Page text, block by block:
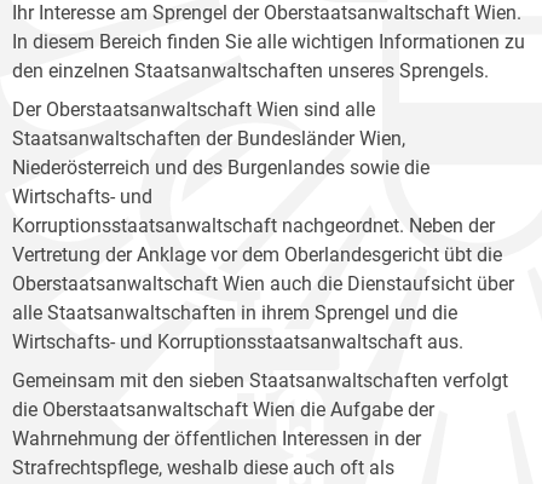
Ihr Interesse am Sprengel der Oberstaatsanwaltschaft Wien.
In diesem Bereich finden Sie alle wichtigen Informationen zu
den einzelnen Staatsanwaltschaften unseres Sprengels.
Der Oberstaatsanwaltschaft Wien sind alle
Staatsanwaltschaften der Bundesländer Wien,
Niederösterreich und des Burgenlandes sowie die
Wirtschafts- und
Korruptionsstaatsanwaltschaft nachgeordnet. Neben der
Vertretung der Anklage vor dem Oberlandesgericht übt die
Oberstaatsanwaltschaft Wien auch die Dienstaufsicht über
alle Staatsanwaltschaften in ihrem Sprengel und die
Wirtschafts- und Korruptionsstaatsanwaltschaft aus.
Gemeinsam mit den sieben Staatsanwaltschaften verfolgt
die Oberstaatsanwaltschaft Wien die Aufgabe der
Wahrnehmung der öffentlichen Interessen in der
Strafrechtspflege, weshalb diese auch oft als